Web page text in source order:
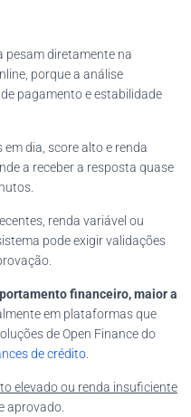
pesam diretamente na
porque a análise
pagamento e estabilidade
dia, score alto e renda
a receber a resposta quase
renda variável ou
pode exigir validações
financeiro, maior a
em plataformas que
de Open Finance do
de crédito
elevado ou renda insuficiente
aprovado.